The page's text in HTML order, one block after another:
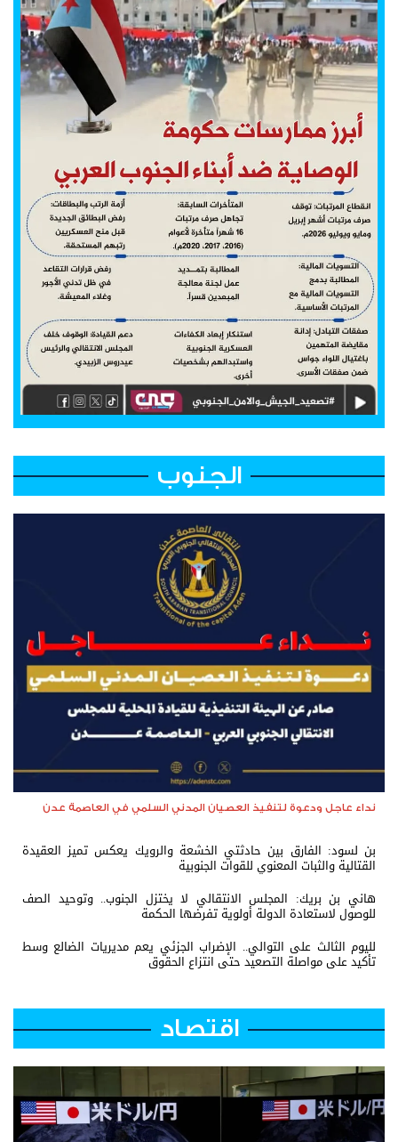
الجنوب
نداء عاجل ودعوة لتنفيذ العصيان المدني السلمي في العاصمة عدن
بن لسود: الفارق بين حادثتي الخشعة والرويك يعكس تميز العقيدة
القتالية والثبات المعنوي للقوات الجنوبية
هاني بن بريك: المجلس الانتقالي لا يختزل الجنوب.. وتوحيد الصف
للوصول لاستعادة الدولة أولوية تفرضها الحكمة
لليوم الثالث على التوالي.. الإضراب الجزئي يعم مديريات الضالع وسط
تأكيد على مواصلة التصعيد حتى انتزاع الحقوق
اقتصاد